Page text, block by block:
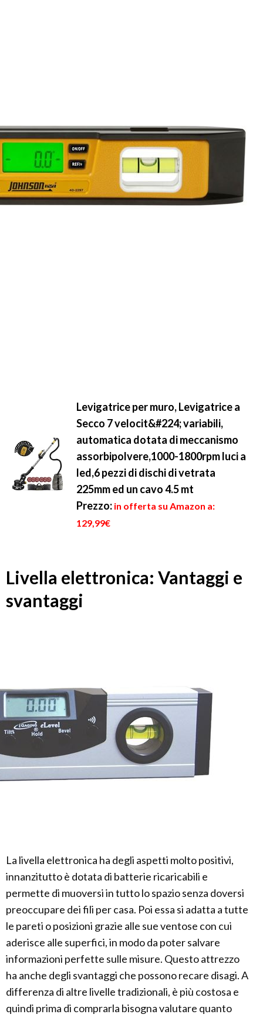
Levigatrice per muro, Levigatrice a
Secco 7 velocit&#224; variabili,
automatica dotata di meccanismo
assorbipolvere,1000-1800rpm luci a
led,6 pezzi di dischi di vetrata
225mm ed un cavo 4.5 mt
Prezzo: in offerta su Amazon a:
129,99€
Livella elettronica: Vantaggi e
svantaggi
La livella elettronica ha degli aspetti molto positivi,
innanzitutto è dotata di batterie ricaricabili e
permette di muoversi in tutto lo spazio senza doversi
preoccupare dei fili per casa. Poi essa si adatta a tutte
le pareti o posizioni grazie alle sue ventose con cui
aderisce alle superfici, in modo da poter salvare
informazioni perfette sulle misure. Questo attrezzo
ha anche degli svantaggi che possono recare disagi. A
differenza di altre livelle tradizionali, è più costosa e
quindi prima di comprarla bisogna valutare quanto